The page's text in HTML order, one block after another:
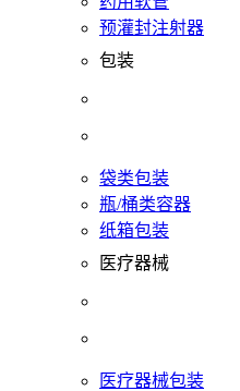
预灌封注射器
包装
袋类包装
瓶/桶类容器
纸箱包装
医疗器械
医疗器械包装